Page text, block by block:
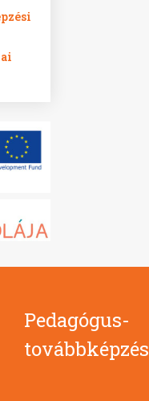
Pedagógus-
továbbképzés